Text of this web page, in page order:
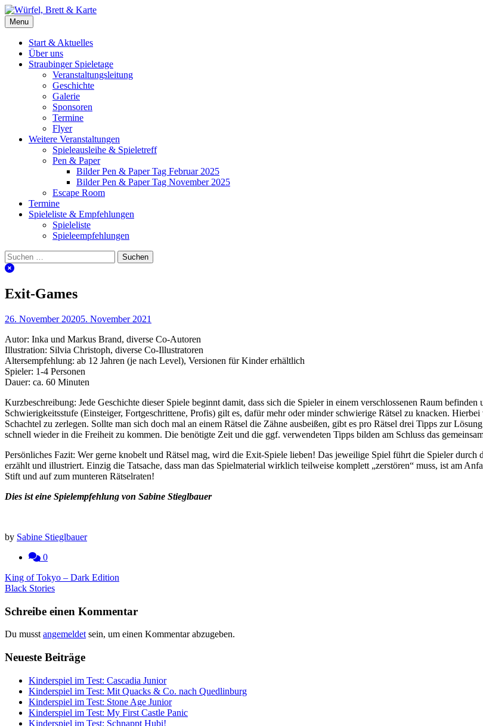
Skip
to
content
Würfel, Brett & Karte
Brettspielverein & Veranstalter Straubinger Spieletage
Menu
Start & Aktuelles
Über uns
Straubinger Spieletage
Veranstaltungsleitung
Geschichte
Galerie
Sponsoren
Termine
Flyer
Weitere Veranstaltungen
Spieleausleihe & Spieletreff
Pen & Paper
Bilder Pen & Paper Tag Februar 2025
Bilder Pen & Paper Tag November 2025
Escape Room
Termine
Spieleliste & Empfehlungen
Spieleliste
Spieleempfehlungen
Suchen
nach:
Exit-Games
26. November 20205. November 2021
Autor: Inka und Markus Brand, diverse Co-Autoren
Illustration: Silvia Christoph, diverse Co-Illustratoren
Altersempfehlung: ab 12 Jahren (je nach Level), Versionen für Kinder erhältlich
Spieler: 1-4 Personen
Dauer: ca. 60 Minuten
Kurzbeschreibung: Jede Geschichte dieser Spiele beginnt damit, dass sich die Spieler in einem verschlossenen Raum
Schwierigkeitsstufe (Einsteiger, Fortgeschrittene, Profis) gilt es, dafür mehr oder minder schwierige Rätsel zu knacken.
Schachtel zu zerlegen. Sollte man sich doch mal an einem Rätsel die Zähne ausbeißen, gibt es pro Rätsel drei Tipps zur
schnell wieder in die Freiheit zu kommen. Die benötigte Zeit und die ggf. verwendeten Tipps bilden am Schluss das
Persönliches Fazit: Wer gerne knobelt und Rätsel mag, wird die Exit-Spiele lieben! Das jeweilige Spiel führt die Spieler
erzählt und illustriert. Einzig die Tatsache, dass man das Spielmaterial wirklich teilweise komplett „zerstören“ muss, ist am
Stift und auf zum munteren Rätselraten!
Dies ist eine Spielempfehlung von Sabine Stieglbauer
by Sabine Stieglbauer
0
Beitragsnavigation
King of Tokyo – Dark Edition
Black Stories
Schreibe einen Kommentar
Du musst angemeldet sein, um einen Kommentar abzugeben.
Neueste Beiträge
Kinderspiel im Test: Cascadia Junior
Kinderspiel im Test: Mit Quacks & Co. nach Quedlinburg
Kinderspiel im Test: Stone Age Junior
Kinderspiel im Test: My First Castle Panic
Kinderspiel im Test: Schnappt Hubi!